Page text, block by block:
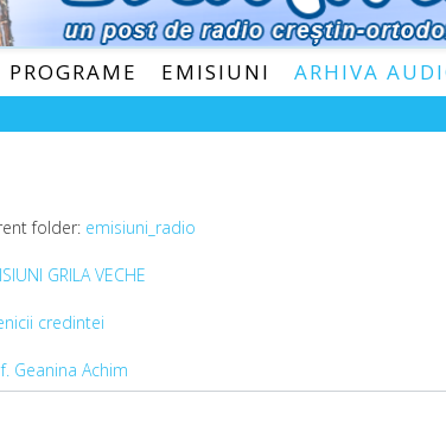
EMISIUNI ARHIVA
folder: emisiuni_radio
GRILA VECHE
credintei
Geanina Achim